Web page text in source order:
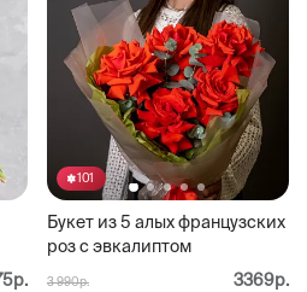
101
Букет из 5 алых французских
роз с эвкалиптом
3 990р. 3369р.